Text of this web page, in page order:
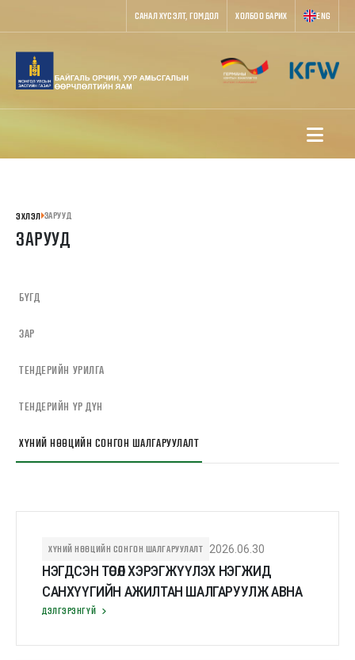
САНАЛ ХҮСЭЛТ, ГОМДОЛ ХОЛБОО БАРИХ ENG
ЭХЛЭЛ ЗАРУУД
ЗАРУУД
БҮГД
ЗАР
ТЕНДЕРИЙН УРИЛГА
ТЕНДЕРИЙН ҮР ДҮН
ХҮНИЙ НӨӨЦИЙН СОНГОН ШАЛГАРУУЛАЛТ
ХҮНИЙ НӨӨЦИЙН СОНГОН ШАЛГАРУУЛАЛТ 2026.06.30
НЭГДСЭН ТӨСӨЛ ХЭРЭГЖҮҮЛЭХ НЭГЖИД
САНХҮҮГИЙН АЖИЛТАН ШАЛГАРУУЛЖ АВНА
ДЭЛГЭРЭНГҮЙ